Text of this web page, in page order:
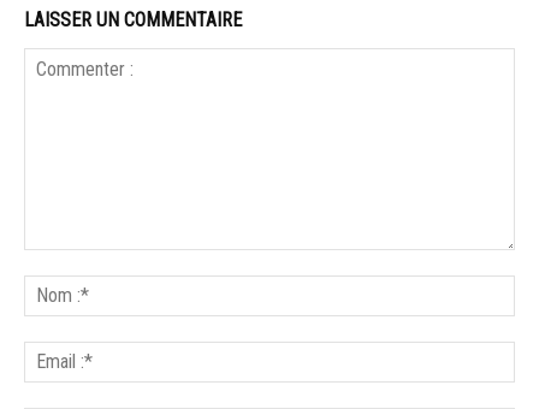
LAISSER UN COMMENTAIRE